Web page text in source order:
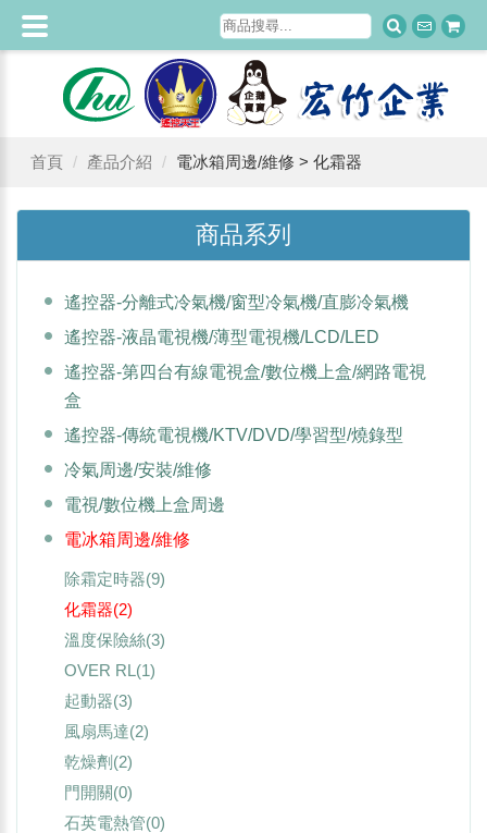
首頁 產品介紹 電冰箱周邊/維修 > 化霜器
商品系列
遙控器-分離式冷氣機/窗型冷氣機/直膨冷氣機
遙控器-液晶電視機/薄型電視機/LCD/LED
遙控器-第四台有線電視盒/數位機上盒/網路電視
盒
遙控器-傳統電視機/KTV/DVD/學習型/燒錄型
冷氣周邊/安裝/維修
電視/數位機上盒周邊
電冰箱周邊/維修
除霜定時器(9)
化霜器(2)
溫度保險絲(3)
OVER RL (1)
起動器(3)
風扇馬達(2)
乾燥劑 (2)
門開關(0)
石英電熱管(0)